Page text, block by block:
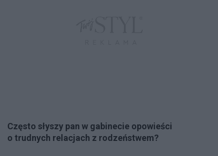
Często słyszy pan w gabinecie opowieści
o trudnych relacjach z rodzeństwem?